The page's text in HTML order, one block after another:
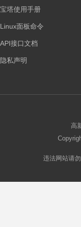
宝塔使用手册
Linux面板命令
API接口文档
隐私声明
高
违法网站请